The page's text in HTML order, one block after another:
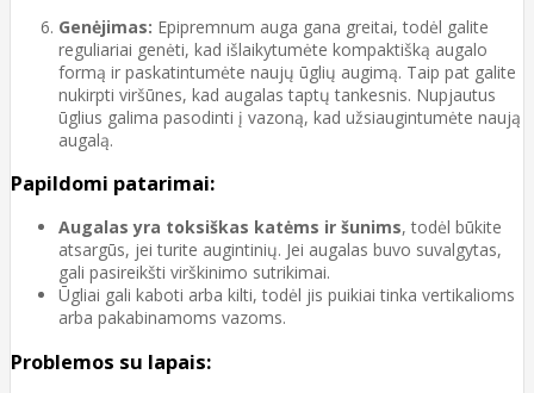
Genėjimas: Epipremnum auga gana greitai, todėl galite
reguliariai genėti, kad išlaikytumėte kompaktišką augalo
formą ir paskatintumėte naujų ūglių augimą. Taip pat galite
nukirpti viršūnes, kad augalas taptų tankesnis. Nupjautus
ūglius galima pasodinti į vazoną, kad užsiaugintumėte naują
augalą.
Papildomi patarimai:
Augalas yra toksiškas katėms ir šunims, todėl būkite
atsargūs, jei turite augintinių. Jei augalas buvo suvalgytas,
gali pasireikšti virškinimo sutrikimai.
Ūgliai gali kaboti arba kilti, todėl jis puikiai tinka vertikalioms
arba pakabinamoms vazoms.
Problemos su lapais: